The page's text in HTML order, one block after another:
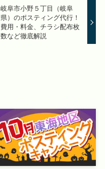
岐阜市小野５丁目（岐阜
県）のポスティング代行！
費用・料金、チラシ配布枚
数など徹底解説